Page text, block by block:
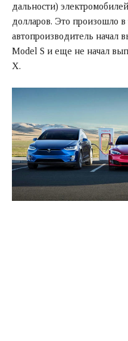
дальности)
долларов. Это произошло в
автопроизводитель начал
Model S и еще не начал
X.